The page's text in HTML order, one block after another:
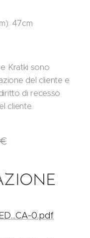
47cm
Kratki sono
del cliente e
di recesso
cliente.
0.pdf